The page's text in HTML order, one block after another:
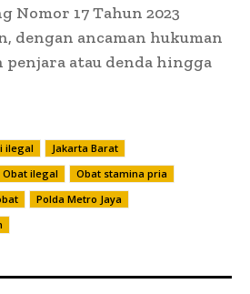
Nomor 17 Tahun 2023
dengan ancaman hukuman
penjara atau denda hingga
ilegal
Jakarta Barat
Obat ilegal
Obat stamina pria
Polda Metro Jaya